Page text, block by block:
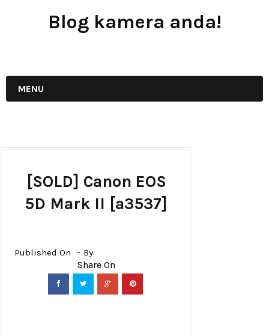
Blog kamera anda!
MENU
[SOLD] Canon EOS
5D Mark II [a3537]
Published On By